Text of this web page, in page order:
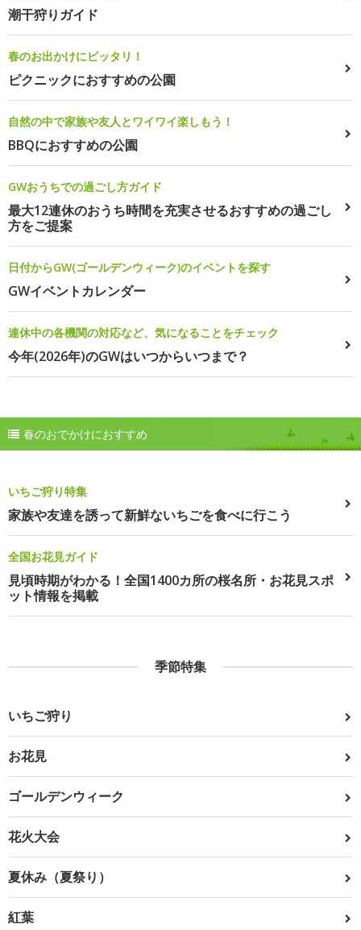
潮干狩りガイド
春のお出かけにピッタリ！
ピクニックにおすすめの公園
自然の中で家族や友人とワイワイ楽しもう！
BBQにおすすめの公園
GWおうちでの過ごし方ガイド
最大12連休のおうち時間を充実させるおすすめの過ごし
方をご提案
日付からGW(ゴールデンウィーク)のイベントを探す
GWイベントカレンダー
連休中の各機関の対応など、気になることをチェック
今年(2026年)のGWはいつからいつまで？
春のおでかけにおすすめ
いちご狩り特集
家族や友達を誘って新鮮ないちごを食べに行こう
全国お花見ガイド
見頃時期がわかる！全国1400カ所の桜名所・お花見スポ
ット情報を掲載
季節特集
いちご狩り
お花見
ゴールデンウィーク
花火大会
夏休み（夏祭り）
紅葉